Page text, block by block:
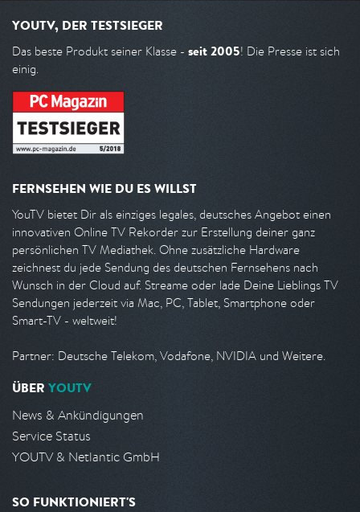
YOUTV, DER TESTSIEGER
Das beste Produkt seiner Klasse - seit 2005! Die Presse ist sich
einig.
FERNSEHEN WIE DU ES WILLST
YouTV bietet Dir als einziges legales, deutsches Angebot einen
innovativen Online TV Rekorder zur Erstellung deiner ganz
persönlichen TV Mediathek. Ohne zusätzliche Hardware
zeichnest du jede Sendung des deutschen Fernsehens nach
Wunsch in der Cloud auf. Streame oder lade Deine Lieblings TV
Sendungen jederzeit via Mac, PC, Tablet, Smartphone oder
Smart-TV - weltweit!
Partner: Deutsche Telekom, Vodafone, NVIDIA und Weitere.
ÜBER YOUTV
News & Ankündigungen
Service Status
YOUTV & Netlantic GmbH
SO FUNKTIONIERT'S